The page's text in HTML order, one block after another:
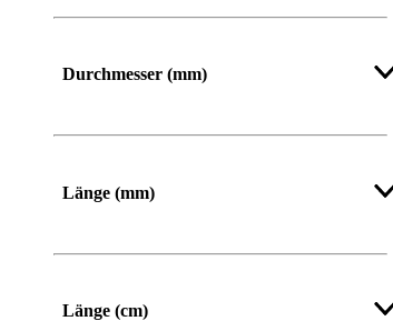
Durchmesser (mm)
Länge (mm)
Von Bis
Länge (cm)